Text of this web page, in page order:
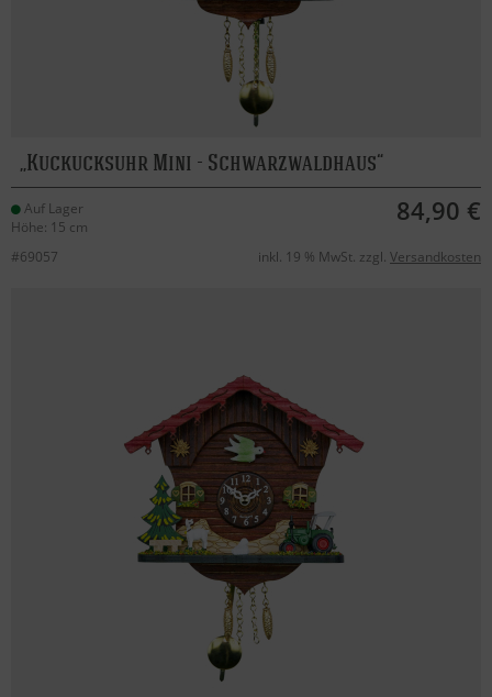
Kuckucksuhr Mini - Schwarzwaldhaus
Auf Lager
Höhe: 15 cm
84,90 €
#69057 inkl. 19 % MwSt. zzgl. Versandkosten